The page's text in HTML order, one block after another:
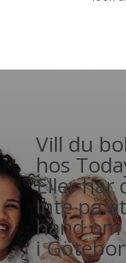
Vill du
hos
Eller har
inte på
hand
i